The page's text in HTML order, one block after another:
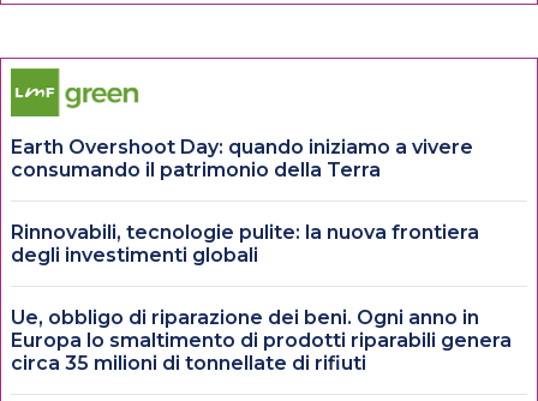
Earth Overshoot Day: quando iniziamo a vivere
consumando il patrimonio della Terra
Rinnovabili, tecnologie pulite: la nuova frontiera
degli investimenti globali
Ue, obbligo di riparazione dei beni. Ogni anno in
Europa lo smaltimento di prodotti riparabili genera
circa 35 milioni di tonnellate di rifiuti